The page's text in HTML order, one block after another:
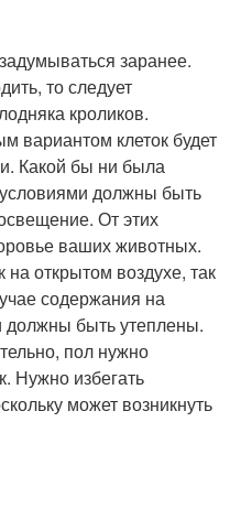
заранее.
то следует
кроликов.
вариантом клеток будет
Какой бы ни была
условиями должны быть
От этих
ваших животных.
на открытом воздухе, так
содержания на
должны быть утеплены.
пол нужно
Нужно избегать
может возникнуть